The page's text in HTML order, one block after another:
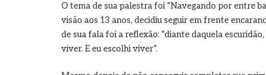
O tema de sua palestra foi “Navegando por entre
visão aos 13 anos, decidiu seguir em frente
de sua fala foi a reflexão: “diante daquela
viver. E eu escolhi viver”.